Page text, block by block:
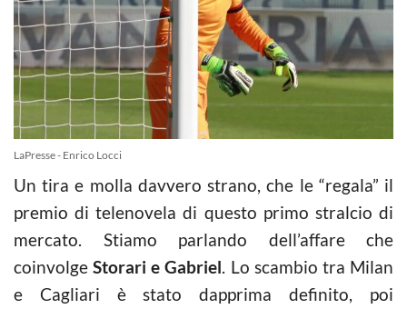
LaPresse - Enrico Locci
Un tira e molla davvero strano, che le “regala” il
premio di telenovela di questo primo stralcio di
mercato. Stiamo parlando dell’affare che
coinvolgeStorari e Gabriel. Lo scambio tra Milan
e Cagliari è stato dapprima definito, poi